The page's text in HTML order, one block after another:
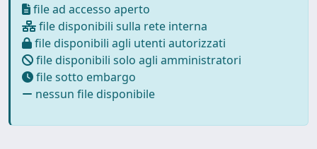
file ad accesso aperto
file disponibili sulla rete interna
file disponibili agli utenti autorizzati
file disponibili solo agli amministratori
file sotto embargo
nessun file disponibile